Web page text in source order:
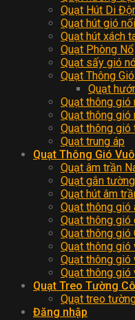
Quạt Hút Di
Quạt hút gió
Quạt hút xách
Quạt Phòng Nổ
Quạt sấy gió
Quạt Thông
Quạt
Quạt thông gió
Quạt thông gió
Quạt thông gió
Quạt trung áp
Quạt Thông Gió
Quạt âm trần
Quạt gắn
Quạt hút âm
Quạt thông gió
Quạt thông gió
Quạt thông gió
Quạt thông gió
Quạt thông gió
Quạt thông gió
Quạt Treo Tường
Quạt treo
Đăng nhập